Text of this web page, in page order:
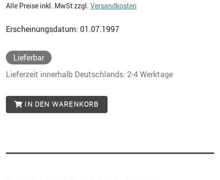
Alle Preise inkl. MwSt zzgl. Versandkosten
Erscheinungsdatum: 01.07.1997
Lieferbar
Lieferzeit innerhalb Deutschlands: 2-4 Werktage
IN DEN WARENKORB